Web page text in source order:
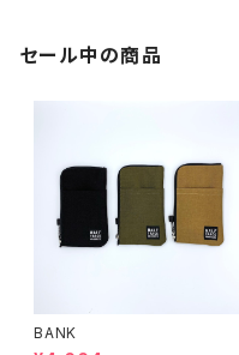
セール中の商品
BANK